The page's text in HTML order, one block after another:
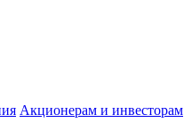
Акционерам и инвесторам